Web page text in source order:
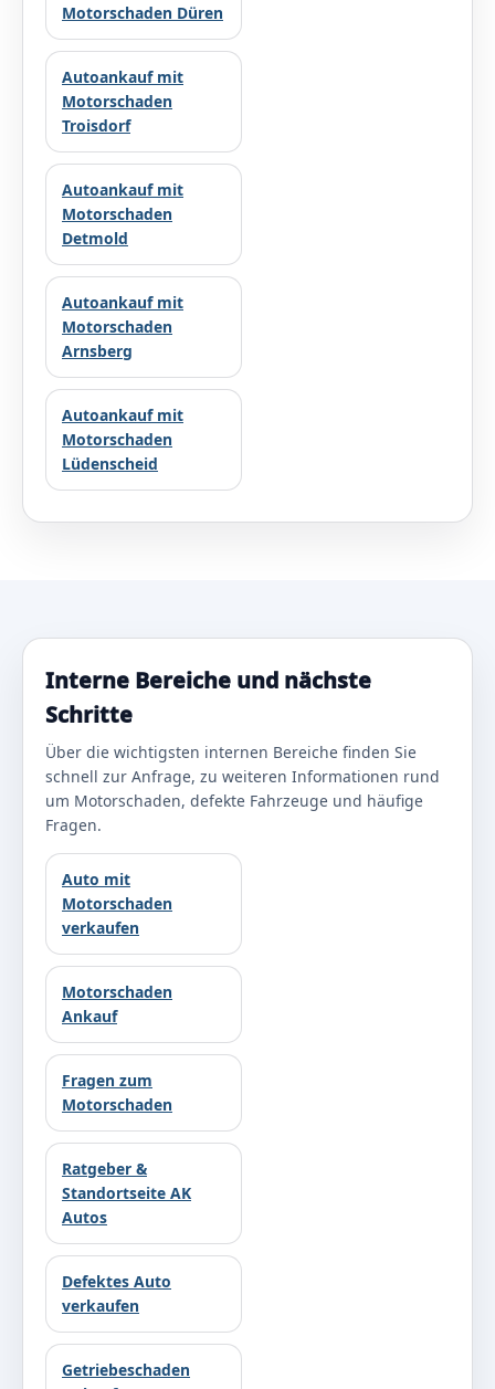
Motorschaden Düren
Autoankauf mit
Motorschaden
Troisdorf
Autoankauf mit
Motorschaden
Detmold
Autoankauf mit
Motorschaden
Arnsberg
Autoankauf mit
Motorschaden
Lüdenscheid
Interne Bereiche und nächste
Schritte
Über die wichtigsten internen Bereiche finden Sie
schnell zur Anfrage, zu weiteren Informationen rund
um Motorschaden, defekte Fahrzeuge und häufige
Fragen.
Auto mit
Motorschaden
verkaufen
Motorschaden
Ankauf
Fragen zum
Motorschaden
Ratgeber &
Standortseite AK
Autos
Defektes Auto
verkaufen
Getriebeschaden